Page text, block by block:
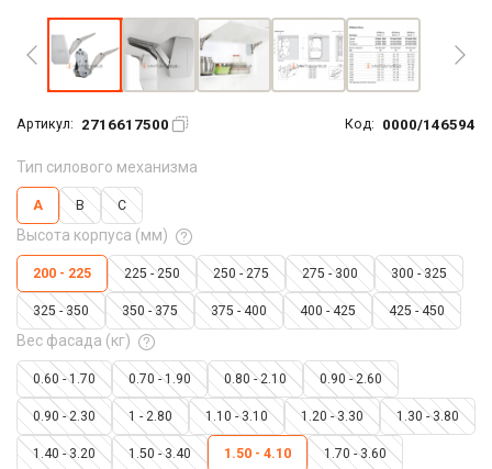
Артикул: 2716617500 Код: 0000/146594
Тип силового механизма
A B C
Высота корпуса (мм)
200 - 225 225 - 250 250 - 275 275 - 300 300 - 325
325 - 350 350 - 375 375 - 400 400 - 425 425 - 450
Вес фасада (кг)
0.60 - 1.70 0.70 - 1.90 0.80 - 2.10 0.90 - 2.60
0.90 - 2.30 1 - 2.80 1.10 - 3.10 1.20 - 3.30 1.30 - 3.80
1.40 - 3.20 1.50 - 3.40 1.50 - 4.10 1.70 - 3.60